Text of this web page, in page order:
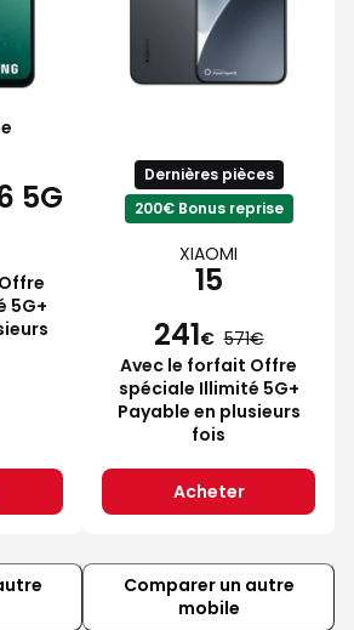
5G
5G+
Dernières pièces
200€ Bonus reprise
XIAOMI
15
241€ 571
Avec le forfait Offre
spéciale Illimité 5G+
Payable en plusieurs
fois
Acheter
Comparer un autre
mobile